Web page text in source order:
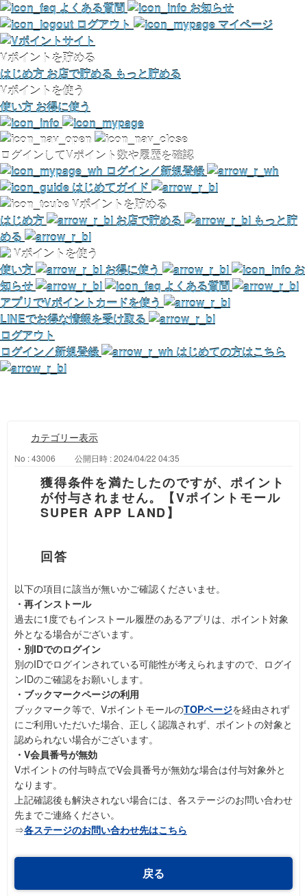
よくある質問
お知らせ
ログアウト
マイページ
Vポイントを貯める
はじめ方 お店で貯める もっと貯める
Vポイントを使う
使い方 お得に使う
ログインしてVポイント数や履歴を確認
ログイン／新規登録
はじめてガイド
Vポイントを貯める
はじめ方
お店で貯める
もっと貯
める
Vポイントを使う
使い方
お得に使う
お
知らせ
よくある質問
アプリでVポイントカードを使う
LINEでお得な情報を受け取る
ログアウト
ログイン／新規登録
はじめての方はこちら
カテゴリー表示
No : 43006 公開日時 : 2024/04/22 04:35
獲得条件を満たしたのですが、ポイント
が付与されません。【Vポイントモール
SUPER APP LAND】
以下の項目に該当が無いかご確認くださいませ。
・再インストール
過去に1度でもインストール履歴のあるアプリは、ポイント対象
外となる場合がございます。
・別IDでのログイン
別のIDでログインされている可能性が考えられますので、ログイ
ンIDのご確認をお願いします。
・ブックマークページの利用
ブックマーク等で、VポイントモールのTOPページを経由されず
にご利用いただいた場合、正しく認識されず、ポイントの対象と
認められない場合がございます。
・V会員番号が無効
Vポイントの付与時点でV会員番号が無効な場合は付与対象外と
なります。
上記確認後も解決されない場合には、各ステージのお問い合わせ
先までご連絡ください。
⇒各ステージのお問い合わせ先はこちら
戻る